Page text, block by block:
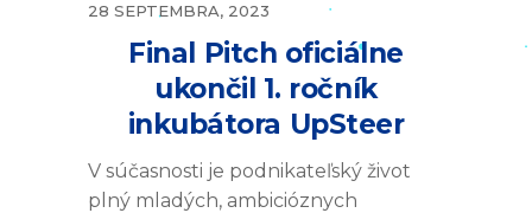
28 SEPTEMBRA, 2023
Final Pitch oficiálne
ukončil 1. ročník
inkubátora UpSteer
V súčasnosti je podnikateľský život
plný mladých, ambicióznych